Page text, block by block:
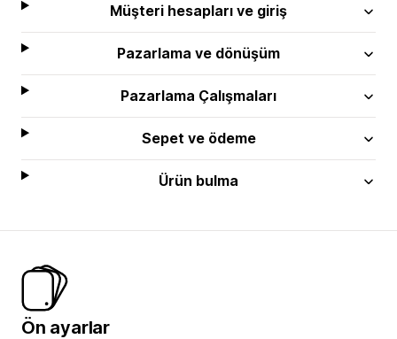
Müşteri hesapları ve giriş
Pazarlama ve dönüşüm
Pazarlama Çalışmaları
Sepet ve ödeme
Ürün bulma
Ön ayarlar